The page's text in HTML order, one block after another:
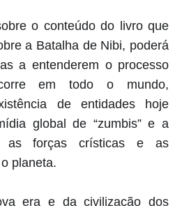
o conteúdo do livro que
a Batalha de Nibi, poderá
a entenderem o processo
em todo o mundo,
de entidades hoje
global de “zumbis” e a
as forças crísticas e as
planeta.
era e da civilização dos